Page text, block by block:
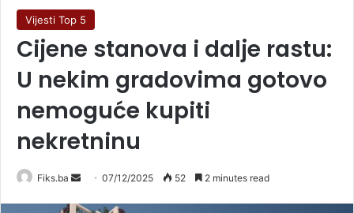
Vijesti Top 5
Cijene stanova i dalje rastu:
U nekim gradovima gotovo
nemoguće kupiti
nekretninu
Fiks.ba
Send07/12/2025 52 2 minutes read